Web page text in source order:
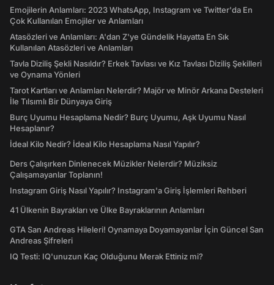
Emojilerin Anlamları: 2023 WhatsApp, Instagram ve Twitter'da En
Çok Kullanılan Emojiler ve Anlamları
Atasözleri ve Anlamları: A'dan Z'ye Gündelik Hayatta En Sık
Kullanılan Atasözleri ve Anlamları
Tavla Diziliş Şekli Nasıldır? Erkek Tavlası ve Kız Tavlası Diziliş Şekilleri
ve Oynama Yönleri
Tarot Kartları ve Anlamları Nelerdir? Majör ve Minör Arkana Desteleri
İle Tılsımlı Bir Dünyaya Giriş
Burç Uyumu Hesaplama Nedir? Burç Uyumu, Aşk Uyumu Nasıl
Hesaplanır?
İdeal Kilo Nedir? İdeal Kilo Hesaplama Nasıl Yapılır?
Ders Çalışırken Dinlenecek Müzikler Nelerdir? Müziksiz
Çalışamayanlar Toplanın!
Instagram Giriş Nasıl Yapılır? Instagram'a Giriş İşlemleri Rehberi
41 Ülkenin Bayrakları ve Ülke Bayraklarının Anlamları
GTA San Andreas Hileleri! Oynamaya Doyamayanlar İçin Güncel San
Andreas Şifreleri
IQ Testi: IQ'unuzun Kaç Olduğunu Merak Ettiniz mi?